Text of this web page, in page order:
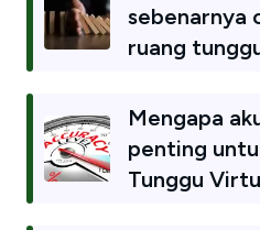
sebenarnya
ruang
Mengapa
penting
Tunggu